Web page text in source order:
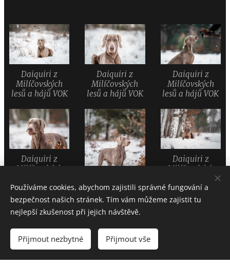
Daiquiri z
Milíčovských
lesů a hájů VOK
Daiquiri z
Milíčovských
lesů a hájů VOK
Daiquiri z
Milíčovských
lesů a hájů VOK
Daiquiri z
Milíčovských
Daiquiri z
Milíčovských
lesů a hájů VOK
Daiquiri z
Milíčovských
lesů a hájů VOK
Používáme cookies, abychom zajistili správné fungování a
bezpečnost našich stránek. Tím vám můžeme zajistit tu
nejlepší zkušenost při jejich návštěvě.
Přijmout nezbytné Přijmout vše